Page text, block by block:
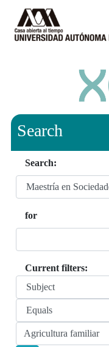
Search
Search:
for
Current filters: